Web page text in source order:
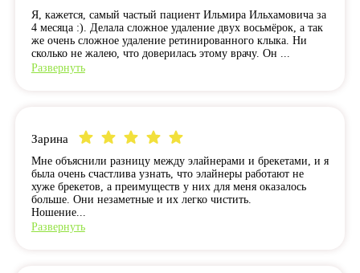
Я, кажется, самый частый пациент Ильмира Ильхамовича за
4 месяца :). Делала сложное удаление двух восьмёрок, а так
же очень сложное удаление ретинированного клыка. Ни
сколько не жалею, что доверилась этому врачу. Он ...
Развернуть
Зарина
Мне объяснили разницу между элайнерами и брекетами, и я
была очень счастлива узнать, что элайнеры работают не
хуже брекетов, а преимуществ у них для меня оказалось
больше. Они незаметные и их легко чистить.
Ношение...
Развернуть